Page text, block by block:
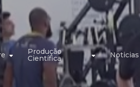
Produção
Científica Noticias